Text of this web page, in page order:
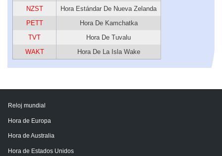
NZST
Hora Estándar De Nueva Zelanda
PETT
Hora De Kamchatka
TVT
Hora De Tuvalu
WAKT
Hora De La Isla Wake
Reloj mundial
Hora de Europa
Hora de Australia
Hora de Estados Unidos